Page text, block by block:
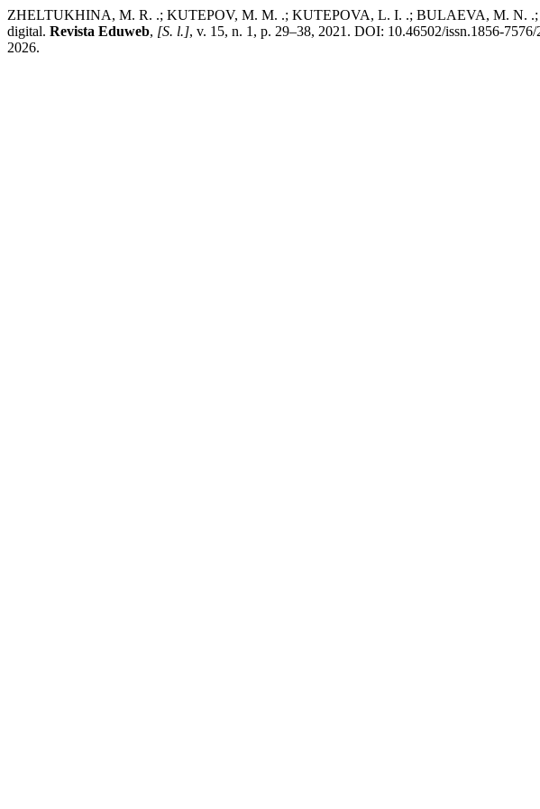
ZHELTUKHINA, M. R. .; KUTEPOV, M. M. .; KUTEPOVA, L. I. .; BULAEVA, M. N. .;
digital. Revista Eduweb, [S. l.], v. 15, n. 1, p. 29–38, 2021. DOI: 10.46502/issn.1856-
2026.